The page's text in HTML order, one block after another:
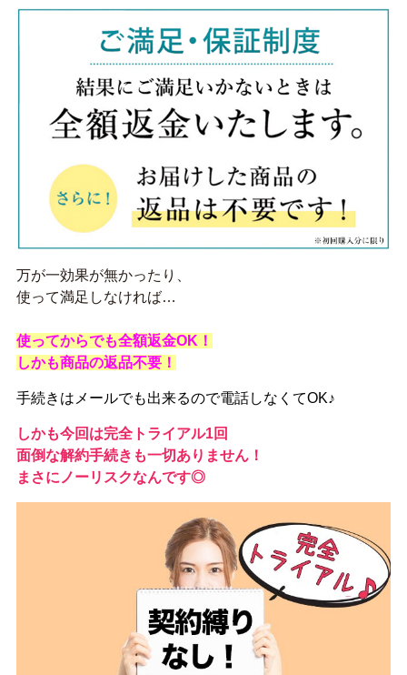
万が一効果が無かったり、
使って満足しなければ…
使ってからでも全額返金OK！
しかも商品の返品不要！
手続きはメールでも出来るので電話しなくてOK♪
しかも今回は完全トライアル1回
面倒な解約手続きも一切ありません！
まさにノーリスクなんです◎